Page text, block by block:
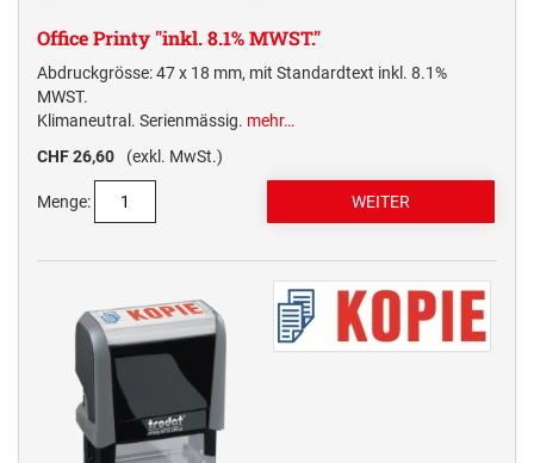
Office Printy "inkl. 8.1% MWST."
Abdruckgrösse: 47 x 18 mm, mit Standardtext inkl. 8.1%
MWST.
Klimaneutral. Serienmässig. mehr…
CHF 26,60
(exkl. MwSt.)
Menge: